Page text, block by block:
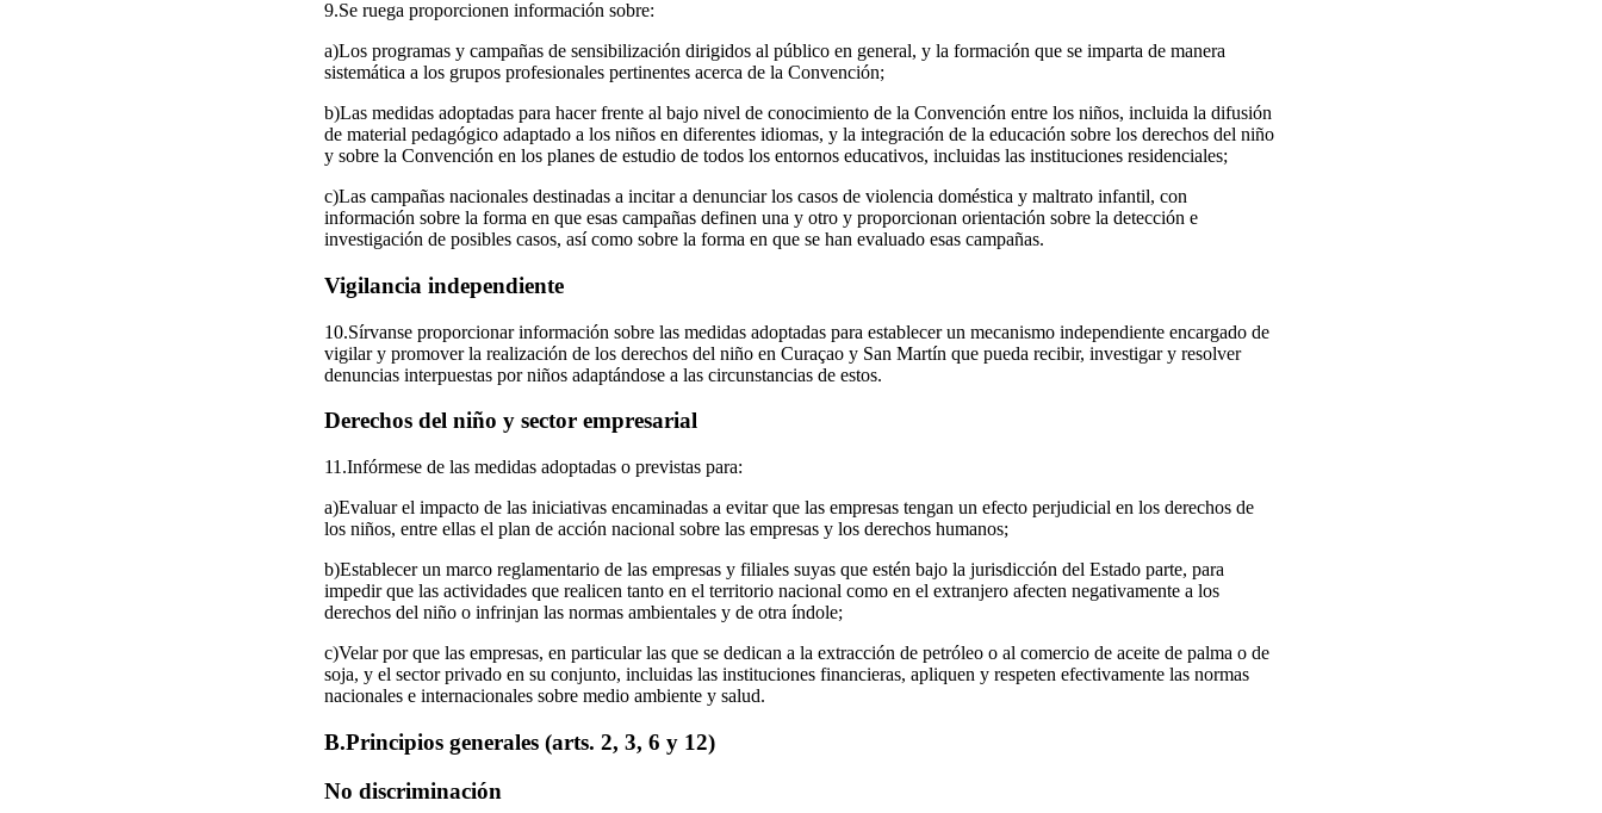
9.Se ruega proporcionen información sobre:
a)Los programas y campañas de sensibilización dirigidos al público en general, y la formación que se imparta de manera
sistemática a los grupos profesionales pertinentes acerca de la Convención;
b)Las medidas adoptadas para hacer frente al bajo nivel de conocimiento de la Convención entre los niños, incluida la difusión
de material pedagógico adaptado a los niños en diferentes idiomas, y la integración de la educación sobre los derechos del niño
y sobre la Convención en los planes de estudio de todos los entornos educativos, incluidas las instituciones residenciales;
c)Las campañas nacionales destinadas a incitar a denunciar los casos de violencia doméstica y maltrato infantil, con
información sobre la forma en que esas campañas definen una y otro y proporcionan orientación sobre la detección e
investigación de posibles casos, así como sobre la forma en que se han evaluado esas campañas.
Vigilancia independiente
10.Sírvanse proporcionar información sobre las medidas adoptadas para establecer un mecanismo independiente encargado de
vigilar y promover la realización de los derechos del niño en Curaçao y San Martín que pueda recibir, investigar y resolver
denuncias interpuestas por niños adaptándose a las circunstancias de estos.
Derechos del niño y sector empresarial
11.Infórmese de las medidas adoptadas o previstas para:
a)Evaluar el impacto de las iniciativas encaminadas a evitar que las empresas tengan un efecto perjudicial en los derechos de
los niños, entre ellas el plan de acción nacional sobre las empresas y los derechos humanos;
b)Establecer un marco reglamentario de las empresas y filiales suyas que estén bajo la jurisdicción del Estado parte, para
impedir que las actividades que realicen tanto en el territorio nacional como en el extranjero afecten negativamente a los
derechos del niño o infrinjan las normas ambientales y de otra índole;
c)Velar por que las empresas, en particular las que se dedican a la extracción de petróleo o al comercio de aceite de palma o de
soja, y el sector privado en su conjunto, incluidas las instituciones financieras, apliquen y respeten efectivamente las normas
nacionales e internacionales sobre medio ambiente y salud.
B.Principios generales (arts. 2, 3, 6 y 12)
No discriminación